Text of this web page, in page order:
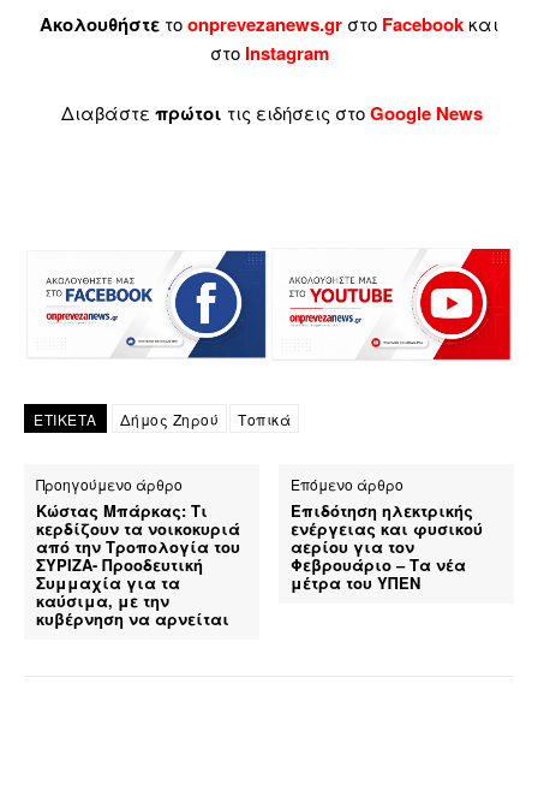
Ακολουθήστε τοonprevezanews.gr στο Facebookκαι
στο Instagram
Διαβάστε πρώτοι τις ειδήσεις στοGoogle News
ΕΤΙΚΕΤΑ Δήμος Ζηρού Τοπικά
Προηγούμενο άρθρο
Κώστας Μπάρκας: Τι
κερδίζουν τα νοικοκυριά
από την Τροπολογία του
ΣΥΡΙΖΑ- Προοδευτική
Συμμαχία για τα
καύσιμα, με την
κυβέρνηση να αρνείται
Επόμενο άρθρο
Επιδότηση ηλεκτρικής
ενέργειας και φυσικού
αερίου για τον
Φεβρουάριο – Τα νέα
μέτρα του ΥΠΕΝ